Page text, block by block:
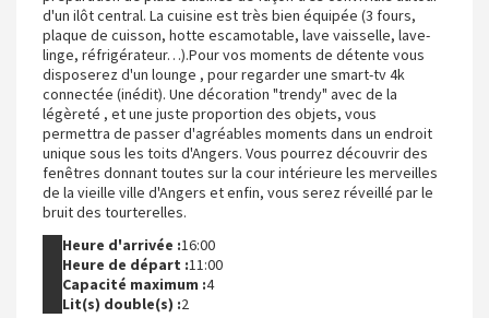
d'un ilôt central. La cuisine est très bien équipée (3 fours,
plaque de cuisson, hotte escamotable, lave vaisselle, lave-
linge, réfrigérateur…).Pour vos moments de détente vous
disposerez d'un lounge , pour regarder une smart-tv 4k
connectée (inédit). Une décoration "trendy" avec de la
légèreté , et une juste proportion des objets, vous
permettra de passer d'agréables moments dans un endroit
unique sous les toits d'Angers. Vous pourrez découvrir des
fenêtres donnant toutes sur la cour intérieure les merveilles
de la vieille ville d'Angers et enfin, vous serez réveillé par le
bruit des tourterelles.
Heure d'arrivée :16:00
Heure de départ :11:00
Capacité maximum :4
Lit(s) double(s) :2